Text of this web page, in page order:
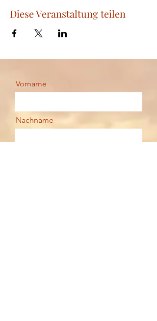
Diese Veranstaltung teilen
Vorname
Nachname